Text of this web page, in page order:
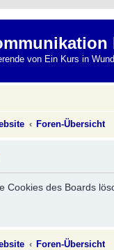
von Ein Kurs in
Foren-Übersicht
Cookies des Boards
Foren-Übersicht